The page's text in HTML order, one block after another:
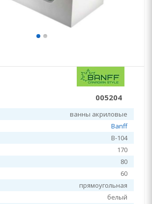
005204
ванны акриловые
Banff
B-104
170
80
60
прямоугольная
белый